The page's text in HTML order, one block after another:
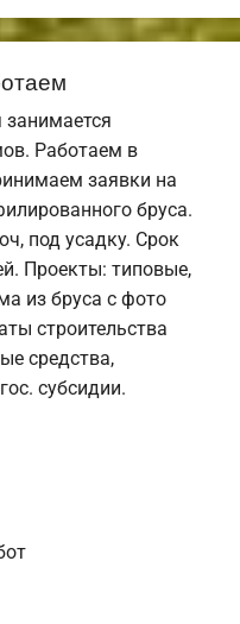
Работаем в
заявки на
бруса.
под усадку. Срок
Проекты: типовые,
из бруса с фото
строительства
средства,
субсидии.